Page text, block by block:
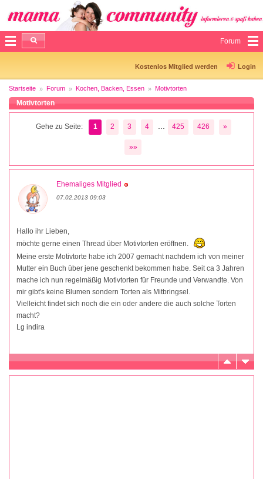
Forum
Kostenlos Mitglied werden Login
Startseite Forum Kochen, Backen, Essen Motivtorten
Motivtorten
Gehe zu Seite: 1 2 3 4 425 426 »
»»
Ehemaliges Mitglied
07.02.2013 09:03
Hallo ihr Lieben,
möchte gerne einen Thread über Motivtorten eröffnen.
Meine erste Motivtorte habe ich 2007 gemacht nachdem ich von meiner
Mutter ein Buch über jene geschenkt bekommen habe. Seit ca 3 Jahren
mache ich nun regelmäßig Motivtorten für Freunde und Verwandte. Von
mir gibt's keine Blumen sondern Torten als Mitbringsel.
Vielleicht findet sich noch die ein oder andere die auch solche Torten
macht?
Lg indira